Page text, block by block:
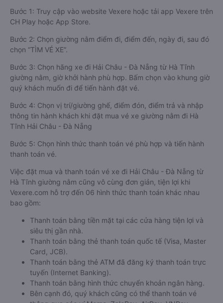
Bước 1: Truy cập vào website Vexere hoặc tải app Vexere trên
CH Play hoặc App Store.
Bước 2: Chọn giường nằm điểm đi, điểm đến, ngày đi, sau đó
chọn “TÌM VÉ XE”.
Bước 3: Chọn hãng xe đi Hải Châu - Đà Nẵng từ Hà Tĩnh
giường nằm, giờ khởi hành phù hợp. Bấm chọn vào khung giờ
quý khách muốn đi để tiến hành đặt vé.
Bước 4: Chọn vị trí/giường ghế, điểm đón, điểm trả và nhập
thông tin hành khách khi đặt mua vé xe giường nằm đi Hà
Tĩnh Hải Châu - Đà Nẵng
Bước 5: Chọn hình thức thanh toán vé phù hợp và tiến hành
thanh toán vé.
Việc đặt mua và thanh toán vé xe đi Hải Châu - Đà Nẵng từ
Hà Tĩnh giường nằm cũng vô cùng đơn giản, tiện lợi khi
Vexere.com hỗ trợ đến 06 hình thức thanh toán khác nhau
bao gồm:
Thanh toán bằng tiền mặt tại các cửa hàng tiện lợi và
siêu thị gần nhà.
Thanh toán bằng thẻ thanh toán quốc tế (Visa, Master
Card, JCB).
Thanh toán bằng thẻ ATM đã đăng ký thanh toán trực
tuyến (Internet Banking).
Thanh toán bằng hình thức chuyển khoản ngân hàng.
Bên cạnh đó, quý khách cũng có thể thanh toán vé